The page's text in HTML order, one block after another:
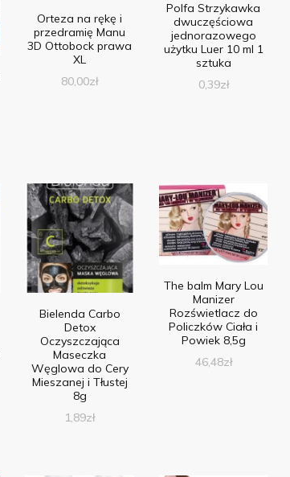
Orteza na rękę i
przedramię Manu
3D Ottobock prawa
XL
80,00zł
Polfa Strzykawka
dwuczęściowa
jednorazowego
użytku Luer 10 ml 1
sztuka
0,39zł
Bielenda Carbo
Detox
Oczyszczająca
Maseczka
Węglowa do Cery
Mieszanej i Tłustej
8g
1,89zł
The balm Mary Lou
Manizer
Rozświetlacz do
Policzków Ciała i
Powiek 8,5g
46,48zł